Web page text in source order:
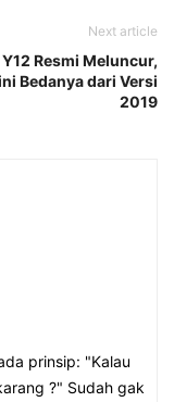
Next article
Resmi Meluncur,
Bedanya dari Versi
2019
prinsip: "Kalau
?" Sudah gak